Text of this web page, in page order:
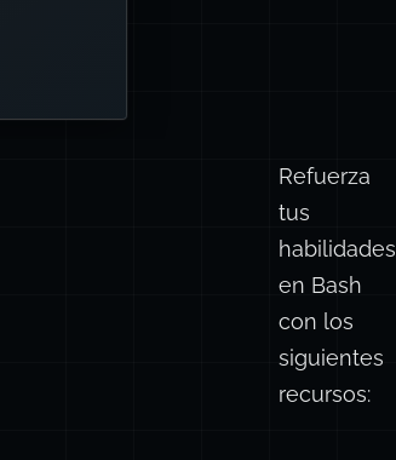
Refuerza
tus
habilidades
en Bash
con los
siguientes
recursos: